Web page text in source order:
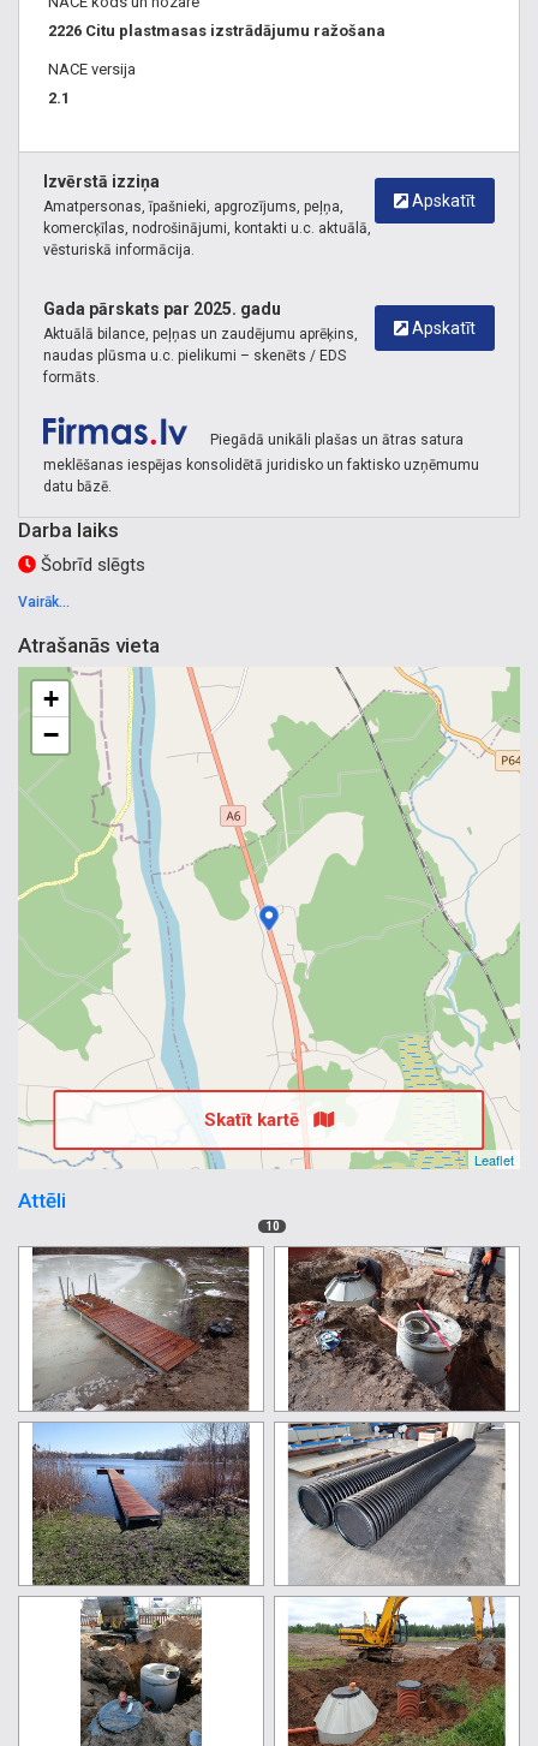
izgatavošana no plastmasas caurulēm, Peldošie plosti,
mājiņas, pirtis, Pārejas tiltiņi, tilti, Pārceltuves, Uzejamās
laipas, Margas, Trepes, Necinkotas, nocinkotas, cinkotas
metāla konstrukcijas, Impregnēšana, Impregnēti terases
2226 Citu plastmasas izstrādājumu ražošana
NACE versija
2.1
Apskatīt
Izvērstā izziņa
Amatpersonas, īpašnieki, apgrozījums, peļņa,
komercķīlas, nodrošinājumi, kontakti u.c. aktuālā,
vēsturiskā informācija.
Apskatīt
Gada pārskats par 2025. gadu
Aktuālā bilance, peļņas un zaudējumu aprēķins,
naudas plūsma u.c. pielikumi – skenēts / EDS
formāts.
Piegādā unikāli plašas un ātras satura
meklēšanas iespējas konsolidētā juridisko un faktisko uzņēmumu
datu bāzē.
Darba laiks
Šobrīd slēgts
Vairāk...
Atrašanās vieta
+
−
Leaflet
Skatīt kartē
Attēli
10